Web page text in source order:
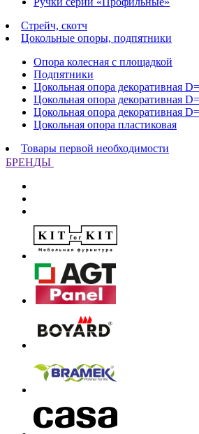
Стрейч, скотч
Цокольные опоры, подпятники
Опора колесная с площадкой
Подпятники
Цокольная опора декоративная
Цокольная опора декоративная
Цокольная опора декоративная
Цокольная опора пластиковая
Товары первой необходимости
БРЕНДЫ